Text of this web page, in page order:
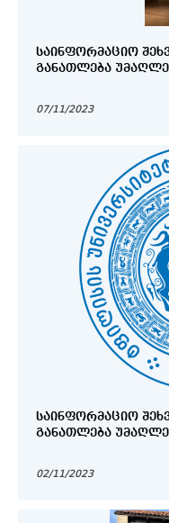
ᲡᲐᲘᲜᲤᲝᲠᲛᲐᲪᲘᲝ
ᲒᲐᲜᲐᲗᲚᲔᲑᲐ
07/11/2023
ᲡᲐᲘᲜᲤᲝᲠᲛᲐᲪᲘᲝ
ᲒᲐᲜᲐᲗᲚᲔᲑᲐ
02/11/2023